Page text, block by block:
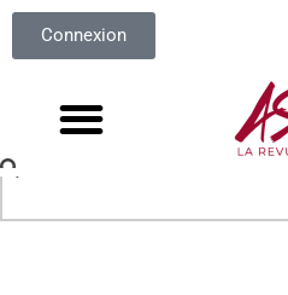
Connexion